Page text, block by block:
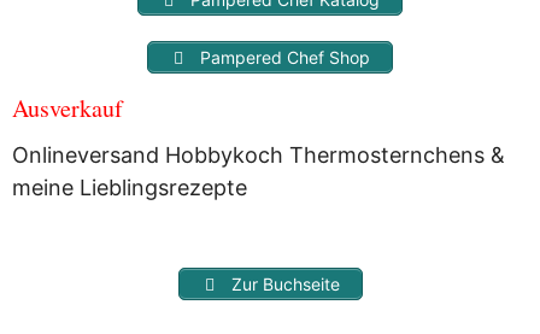
Pampered Chef Shop
Ausverkauf
Onlineversand Hobbykoch Thermosternchens &
meine Lieblingsrezepte
Zur Buchseite